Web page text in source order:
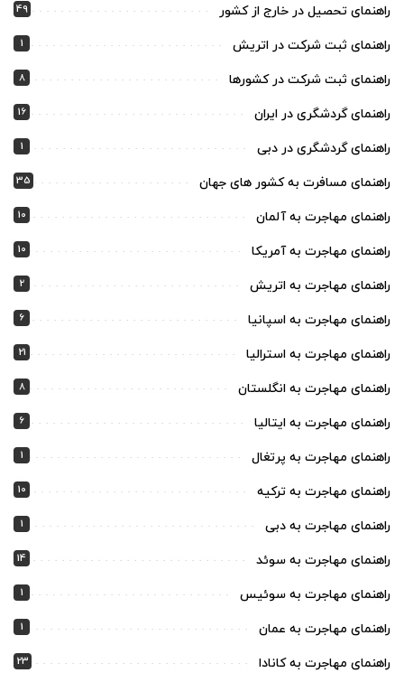
راهنمای تحصیل در خارج از کشور 49
راهنمای ثبت شرکت در اتریش 1
راهنمای ثبت شرکت در کشورها 8
راهنمای گردشگری در ایران 16
راهنمای گردشگری در دبی 1
راهنمای مسافرت به کشور های جهان 35
راهنمای مهاجرت به آلمان 10
راهنمای مهاجرت به آمریکا 10
راهنمای مهاجرت به اتریش 2
راهنمای مهاجرت به اسپانیا 6
راهنمای مهاجرت به استرالیا 21
راهنمای مهاجرت به انگلستان 8
راهنمای مهاجرت به ایتالیا 6
راهنمای مهاجرت به پرتغال 1
راهنمای مهاجرت به ترکیه 10
راهنمای مهاجرت به دبی 1
راهنمای مهاجرت به سوئد 14
راهنمای مهاجرت به سوئیس 1
راهنمای مهاجرت به عمان 1
راهنمای مهاجرت به کانادا 23